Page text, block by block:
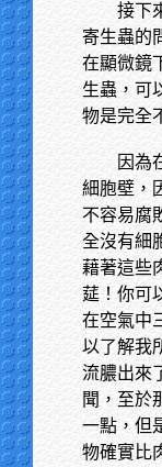
接下
寄生蟲的
在顯微鏡
生蟲，可
物是完全
因為
細胞壁，
不容易腐
全沒有細
藉著這些
莚！你可
在空氣中
以了解我
流膿出來
聞，至於
一點，但
物確實比